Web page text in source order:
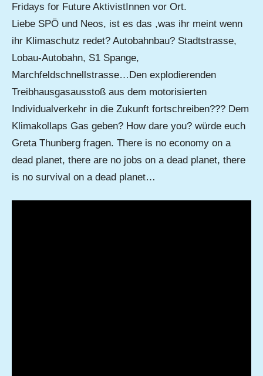
Fridays for Future AktivistInnen vor Ort.
Liebe SPÖ und Neos, ist es das ,was ihr meint wenn
ihr Klimaschutz redet? Autobahnbau? Stadtstrasse,
Lobau-Autobahn, S1 Spange,
Marchfeldschnellstrasse…Den explodierenden
Treibhausgasausstoß aus dem motorisierten
Individualverkehr in die Zukunft fortschreiben??? Dem
Klimakollaps Gas geben? How dare you? würde euch
Greta Thunberg fragen. There is no economy on a
dead planet, there are no jobs on a dead planet, there
is no survival on a dead planet…